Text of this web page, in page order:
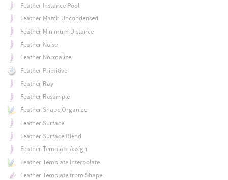
Feather Instance Pool
Feather Match Uncondensed
Feather Minimum Distance
Feather Noise
Feather Normalize
Feather Primitive
Feather Ray
Feather Resample
Feather Shape Organize
Feather Surface
Feather Surface Blend
Feather Template Assign
Feather Template Interpolate
Feather Template from Shape